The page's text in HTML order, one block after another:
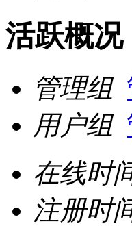
活跃概况
管理组
用户组
在线时
注册时